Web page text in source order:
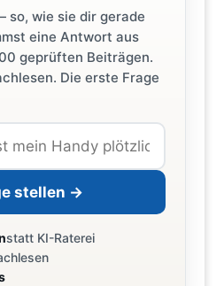
so, wie sie dir gerade
eine Antwort aus
geprüften Beiträgen.
Die erste Frage
stellen →
statt KI-Raterei